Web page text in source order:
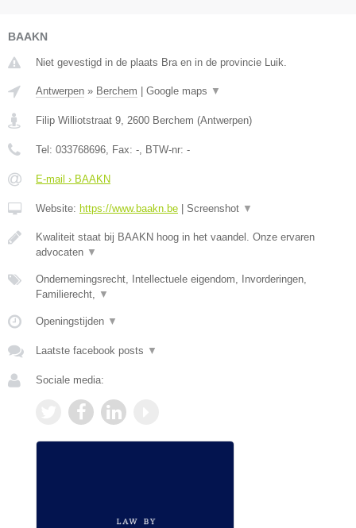
BAAKN
Niet gevestigd in de plaats Bra en in de provincie Luik.
Antwerpen » Berchem Google maps ▼
Filip Williotstraat 9 2600 Berchem (Antwerpen)
Tel: 033768696 , Fax: - , BTW-nr: -
E-mail › BAAKN
Website: https://www.baakn.be Screenshot ▼
Kwaliteit staat bij BAAKN hoog in het vaandel. Onze ervaren
advocaten ▼
Ondernemingsrecht, Intellectuele eigendom, Invorderingen,
Familierecht,
▼
Openingstijden ▼
Laatste facebook posts ▼
Sociale media: